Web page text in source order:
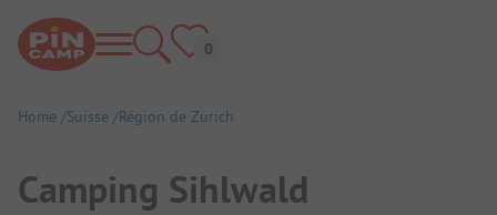
Home Suisse Région de Zurich
Camping Sihlwald